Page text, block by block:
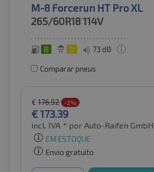
M-8 Forcerun HT Pro XL
265/60R18114V
B D 73 dB
Comparar pneus
€ 176.92 -2%
€173.39
incl. IVA * por Auto-Raifen GmbH
EM ESTOQUE
Envio gratuito